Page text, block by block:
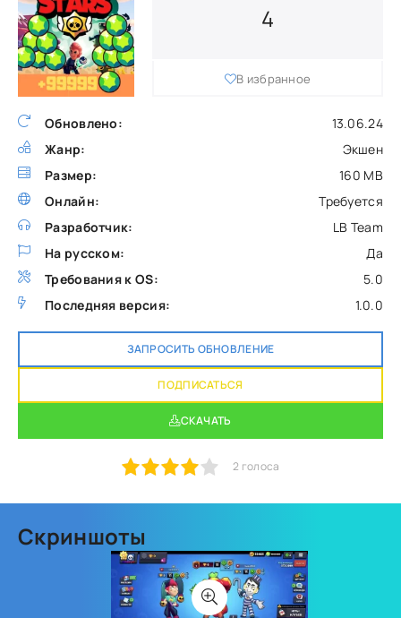
Обновлено:
13.06.24
Жанр:
Экшен
Размер:
160 MB
Онлайн:
Требуется
Разработчик:
LB Team
На русском:
Да
Требования к OS:
5.0
Последняя версия:
1.0.0
4
В избранное
СКАЧАТЬ
ЗАПРОСИТЬ ОБНОВЛЕНИЕ
ПОДПИСАТЬСЯ
2 голоса
Скриншоты